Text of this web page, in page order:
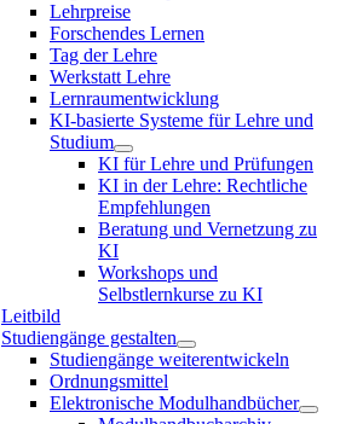
Lehrpreise
Forschendes Lernen
Tag der Lehre
Werkstatt Lehre
Lernraumentwicklung
KI-basierte Systeme für Lehre und
Studium
KI für Lehre und Prüfungen
KI in der Lehre: Rechtliche
Empfehlungen
Beratung und Vernetzung zu
KI
Workshops und
Selbstlernkurse zu KI
Leitbild
Studiengänge gestalten
Studiengänge weiterentwickeln
Ordnungsmittel
Elektronische Modulhandbücher